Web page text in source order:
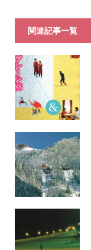
関連記事一覧